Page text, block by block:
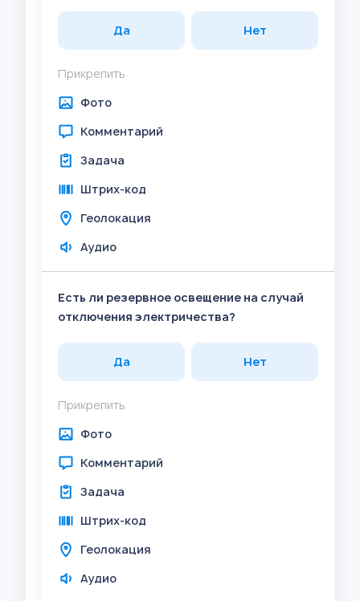
Да Нет
Прикрепить
Фото
Комментарий
Задача
Штрих-код
Геолокация
Аудио
Есть ли резервное освещение на случай
отключения электричества?
Да Нет
Прикрепить
Фото
Комментарий
Задача
Штрих-код
Геолокация
Аудио